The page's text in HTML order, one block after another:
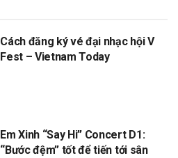
Cách đăng ký vé đại nhạc hội V
Fest – Vietnam Today
Em Xinh “Say Hi” Concert D1:
“Bước đệm” tốt để tiến tới sân